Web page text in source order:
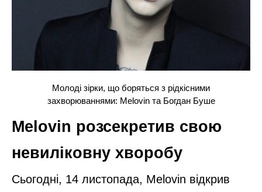
Молоді зірки, що боряться з рідкісними
захворюваннями: Melovin та Богдан Буше
Melovin розсекретив свою
невиліковну хворобу
Сьогодні, 14 листопада, Melovin відкрив